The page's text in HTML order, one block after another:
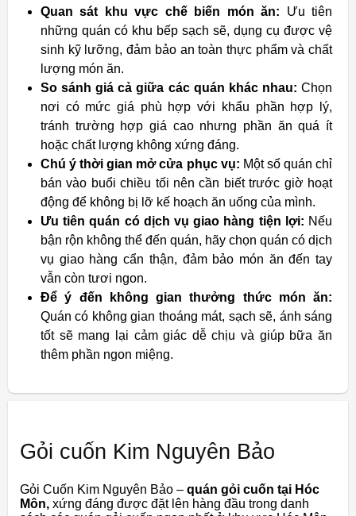
Quan sát khu vực chế biến món ăn: Ưu tiên
những quán có khu bếp sạch sẽ, dụng cụ được vệ
sinh kỹ lưỡng, đảm bảo an toàn thực phẩm và chất
lượng món ăn.
So sánh giá cả giữa các quán khác nhau: Chọn
nơi có mức giá phù hợp với khẩu phần hợp lý,
tránh trường hợp giá cao nhưng phần ăn quá ít
hoặc chất lượng không xứng đáng.
Chú ý thời gian mở cửa phục vụ: Một số quán chỉ
bán vào buổi chiều tối nên cần biết trước giờ hoạt
động để không bị lỡ kế hoạch ăn uống của mình.
Ưu tiên quán có dịch vụ giao hàng tiện lợi: Nếu
bận rộn không thể đến quán, hãy chọn quán có dịch
vụ giao hàng cẩn thận, đảm bảo món ăn đến tay
vẫn còn tươi ngon.
Để ý đến không gian thưởng thức món ăn:
Quán có không gian thoáng mát, sạch sẽ, ánh sáng
tốt sẽ mang lại cảm giác dễ chịu và giúp bữa ăn
thêm phần ngon miệng.
Gỏi cuốn Kim Nguyên Bảo
Gỏi Cuốn Kim Nguyên Bảo – quán gỏi cuốn tại Hóc
Môn, xứng đáng được đặt lên hàng đầu trong danh